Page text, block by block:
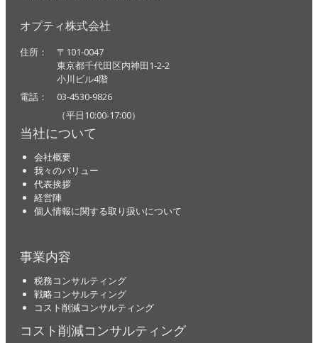
オプティ株式会社
住所： 〒101-0047
東京都千代田区内神田1-2-2
小川ビル4階
電話： 03-4530-9826
（平日10:00-17:00）
当社について
会社概要
我々のバリュー
代表挨拶
経営陣
個人情報に関する取り扱いについて
事業内容
税務コンサルティング
戦略コンサルティング
コスト削減コンサルティング
コスト削減コンサルティング